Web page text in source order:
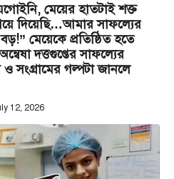
মেয়ের হাতটাই শক্ত
দিয়েছি…আমার সাফল্যের
মেয়েকে প্রতিষ্ঠিত হতে
দত্তগুপ্তের সাফল্যের
সংগ্রামের গল্পটা জানলে
12, 2026